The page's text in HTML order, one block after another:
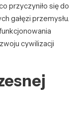
przyczyniło się do
gałęzi przemysłu.
cywilizacji